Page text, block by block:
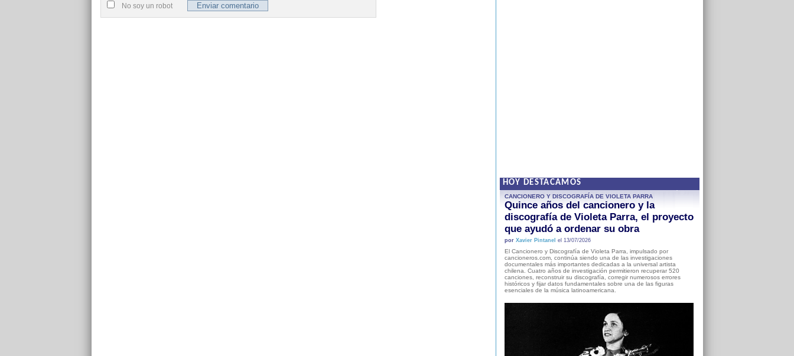
No soy un robot
HOY DESTACAMOS
CANCIONERO Y DISCOGRAFÍA DE VIOLETA PARRA
Quince años del cancionero y la
discografía de Violeta Parra, el proyecto
que ayudó a ordenar su obra
por Xavier Pintanel el 13/07/2026
El Cancionero y Discografía de Violeta Parra, impulsado por
cancioneros.com, continúa siendo una de las investigaciones
documentales más importantes dedicadas a la universal artista
chilena. Cuatro años de investigación permitieron recuperar 520
canciones, reconstruir su discografía, corregir numerosos errores
históricos y fijar datos fundamentales sobre una de las figuras
esenciales de la música latinoamericana.